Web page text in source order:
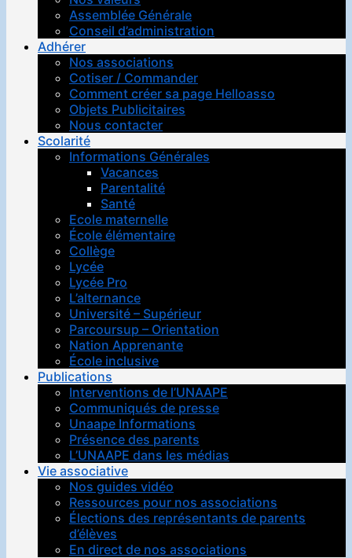
Assemblée Générale
Conseil d’administration
Adhérer
Nos associations
Cotiser / Commander
Comment créer sa page Helloasso
Objets Publicitaires
Nous contacter
Scolarité
Informations Générales
Vacances
Parentalité
Santé
Ecole maternelle
École élémentaire
Collège
Lycée
Lycée Pro
L’alternance
Université – Supérieur
Parcoursup – Orientation
Nation Apprenante
École inclusive
Publications
Interventions de l’UNAAPE
Communiqués de presse
Unaape Informations
Présence des parents
L’UNAAPE dans les médias
Vie associative
Nos guides vidéo
Ressources pour nos associations
Élections des représentants de parents
d’élèves
En direct de nos associations